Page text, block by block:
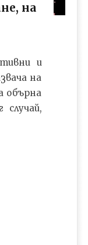
на
и
на
обърна